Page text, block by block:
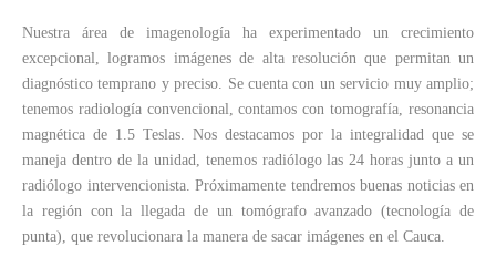
Nuestra área de imagenología ha experimentado un crecimiento
excepcional, logramos imágenes de alta resolución que permitan un
diagnóstico temprano y preciso. Se cuenta con un servicio muy amplio;
tenemos radiología convencional, contamos con tomografía, resonancia
magnética de 1.5 Teslas. Nos destacamos por la integralidad que se
maneja dentro de la unidad, tenemos radiólogo las 24 horas junto a un
radiólogo intervencionista. Próximamente tendremos buenas noticias en
la región con la llegada de un tomógrafo avanzado (tecnología de
punta), que revolucionara la manera de sacar imágenes en el Cauca.